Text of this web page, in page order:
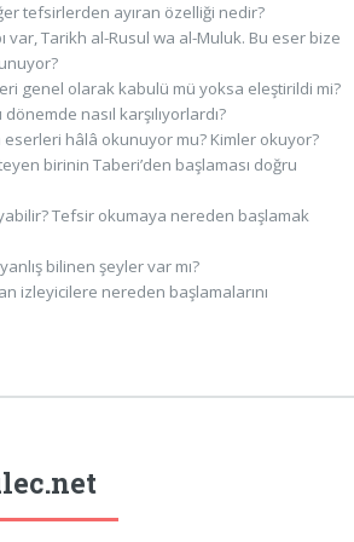
tefsirlerden ayıran özelliği nedir?
var, Tarikh al-Rusul wa al-Muluk. Bu eser bize
genel olarak kabulü mü yoksa eleştirildi mi?
dönemde nasıl karşılıyorlardı?
eserleri hâlâ okunuyor mu? Kimler okuyor?
birinin Taberi’den başlaması doğru
Tefsir okumaya nereden başlamak
bilinen şeyler var mı?
izleyicilere nereden başlamalarını